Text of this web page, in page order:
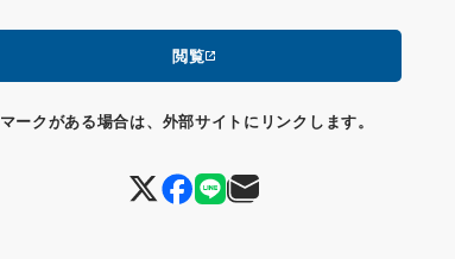
閲覧
マークがある場合は、外部サイトにリンクします。